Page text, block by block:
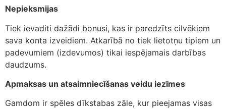
Nepieksmijas
Tiek ievaditi dažādi bonusi, kas ir paredzīts cilvēkiem
sava konta izveidiem. Atkarībā no tiek lietotņu tipiem un
padevumiem (izdevumos) tikai iespējamais darbības
daudzums.
Apmaksas un atsaimniecīšanas veidu iezīmes
Gamdom ir spēles dīkstabas zāle, kur pieejamas visas